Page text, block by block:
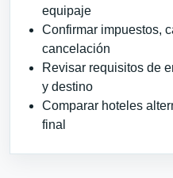
equipaje
Confirmar impuestos,
cancelación
Revisar requisitos de
y destino
Comparar hoteles
final